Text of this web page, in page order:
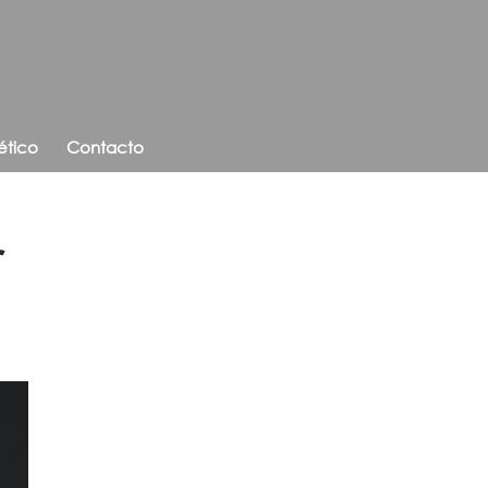
Contacto